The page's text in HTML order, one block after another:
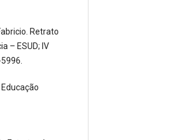
Retrato
– ESUD; IV